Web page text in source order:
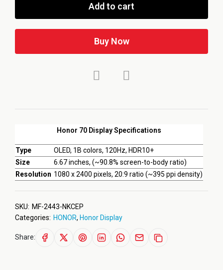
Honor 70 Display Specifications
Type
OLED, 1B colors, 120Hz, HDR10+
Size
6.67 inches, (~90.8% screen-to-body ratio)
Resolution 1080 x 2400 pixels, 20:9 ratio (~395 ppi density)
Add to cart
Buy Now
SKU: MF-2443-NKCEP
Categories: HONOR, Honor Display
Share: